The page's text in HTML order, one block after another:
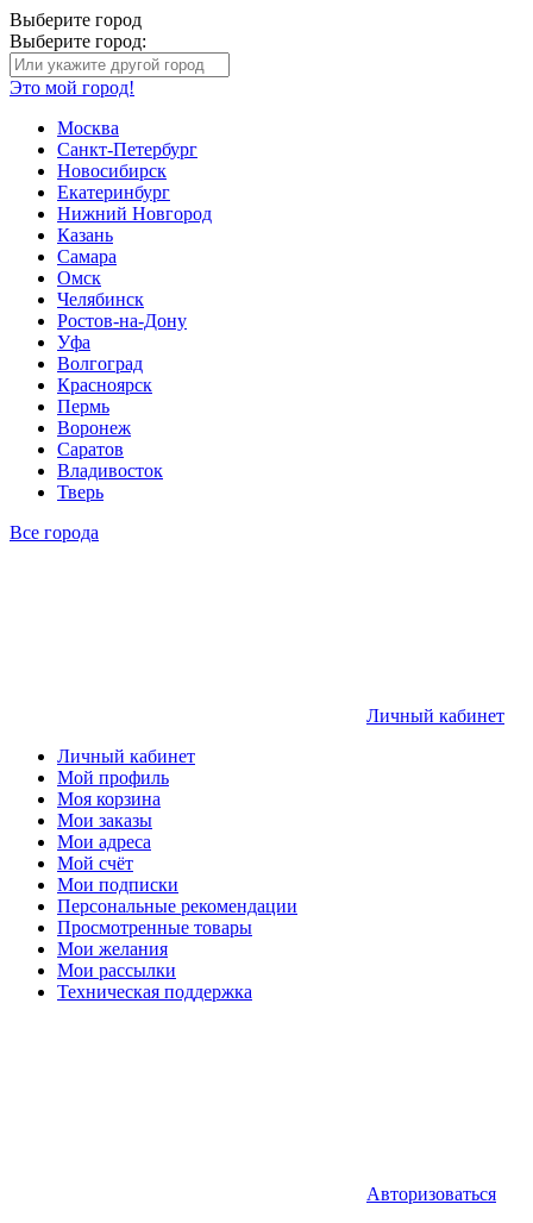
Выберите город
Выберите город:
Это мой город!
Москва
Санкт-Петербург
Новосибирск
Екатеринбург
Нижний Новгород
Казань
Самара
Омск
Челябинск
Ростов-на-Дону
Уфа
Волгоград
Красноярск
Пермь
Воронеж
Саратов
Владивосток
Тверь
Все города
Личный кабинет
Личный кабинет
Мой профиль
Моя корзина
Мои заказы
Мои адреса
Мой счёт
Мои подписки
Персональные рекомендации
Просмотренные товары
Мои желания
Мои рассылки
Техническая поддержка
Авторизоваться